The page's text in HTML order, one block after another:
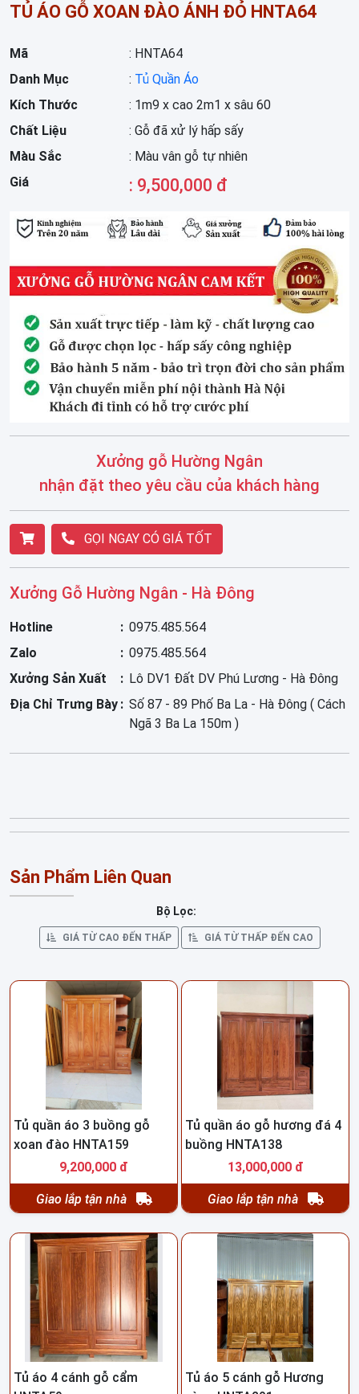
TỦ ÁO GỖ XOAN ĐÀO ÁNH ĐỎ HNTA64
Mã
: HNTA64
Danh Mục
: Tủ Quần Áo
Kích Thước
: 1m9 x cao 2m1 x sâu 60
Chất Liệu
: Gỗ đã xử lý hấp sấy
Màu Sắc
: Màu vân gỗ tự nhiên
Giá
: 9,500,000 đ
Xưởng gỗ Hường Ngân
nhận đặt theo yêu cầu của khách hàng
GỌI NGAY CÓ GIÁ TỐT
Xưởng Gỗ Hường Ngân - Hà Đông
Hotline
0975.485.564
Zalo
0975.485.564
Xưởng Sản Xuất
Lô DV1 Đất DV Phú Lương - Hà Đông
Địa Chỉ Trưng Bày
Số 87 - 89 Phố Ba La - Hà Đông ( Cách
Ngã 3 Ba La 150m )
Sản Phẩm Liên Quan
Bộ Lọc:
GIÁ TỪ CAO ĐẾN THẤP GIÁ TỪ THẤP ĐẾN CAO
Tủ quần áo 3 buồng gỗ
xoan đào HNTA159
9,200,000 đ
Giao lắp tận nhà
Tủ quần áo gỗ hương đá 4
buồng HNTA138
13,000,000 đ
Giao lắp tận nhà
Tủ áo 4 cánh gỗ cẩm
Tủ áo 5 cánh gỗ Hương